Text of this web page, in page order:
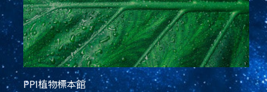
PPI植物標本館